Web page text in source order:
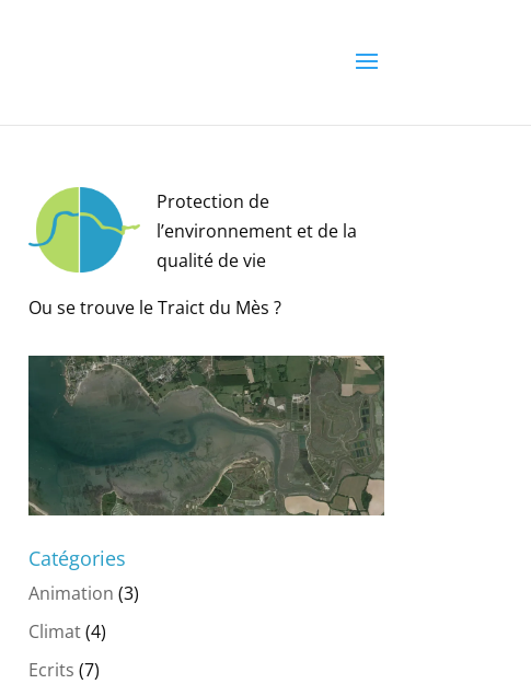
Protection de
l’environnement et de la
qualité de vie
Ou se trouve le Traict du Mès ?
Catégories
Animation (3)
Climat(4)
Ecrits (7)